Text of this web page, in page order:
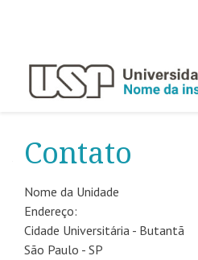
Contato
Nome da Unidade
Endereço:
Cidade Universitária - Butantã
São Paulo - SP